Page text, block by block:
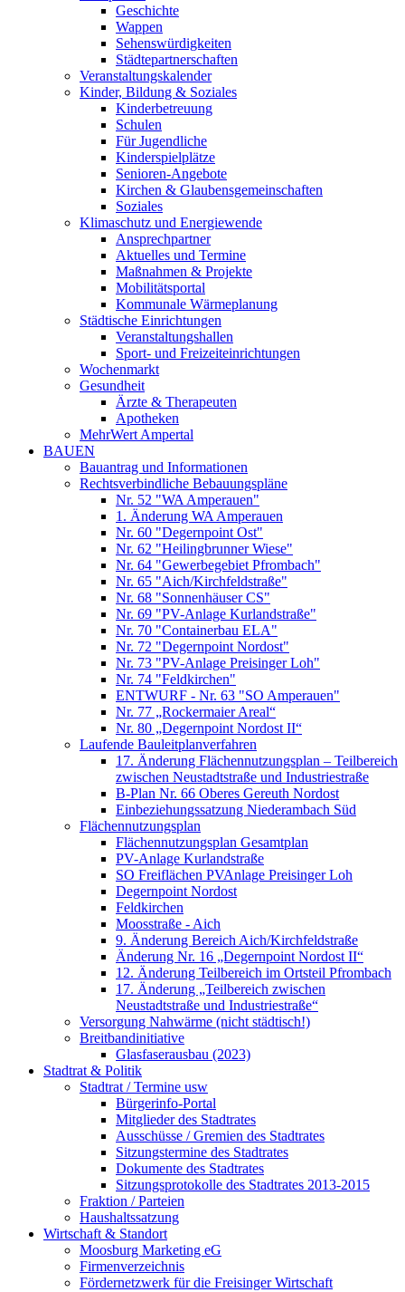
Geschichte
Wappen
Sehenswürdigkeiten
Städtepartnerschaften
Veranstaltungskalender
Kinder, Bildung & Soziales
Kinderbetreuung
Schulen
Für Jugendliche
Kinderspielplätze
Senioren-Angebote
Kirchen & Glaubensgemeinschaften
Soziales
Klimaschutz und Energiewende
Ansprechpartner
Aktuelles und Termine
Maßnahmen & Projekte
Mobilitätsportal
Kommunale Wärmeplanung
Städtische Einrichtungen
Veranstaltungshallen
Sport- und Freizeiteinrichtungen
Wochenmarkt
Gesundheit
Ärzte & Therapeuten
Apotheken
MehrWert Ampertal
BAUEN
Bauantrag und Informationen
Rechtsverbindliche Bebauungspläne
Nr. 52 "WA Amperauen"
1. Änderung WA Amperauen
Nr. 60 "Degernpoint Ost"
Nr. 62 "Heilingbrunner Wiese"
Nr. 64 "Gewerbegebiet Pfrombach"
Nr. 65 "Aich/Kirchfeldstraße"
Nr. 68 "Sonnenhäuser CS"
Nr. 69 "PV-Anlage Kurlandstraße"
Nr. 70 "Containerbau ELA"
Nr. 72 "Degernpoint Nordost"
Nr. 73 "PV-Anlage Preisinger Loh"
Nr. 74 "Feldkirchen"
ENTWURF - Nr. 63 "SO Amperauen"
Nr. 77 „Rockermaier Areal“
Nr. 80 „Degernpoint Nordost II“
Laufende Bauleitplanverfahren
17. Änderung Flächennutzungsplan – Teilbereich
zwischen Neustadtstraße und Industriestraße
B-Plan Nr. 66 Oberes Gereuth Nordost
Einbeziehungssatzung Niederambach Süd
Flächennutzungsplan
Flächennutzungsplan Gesamtplan
PV-Anlage Kurlandstraße
SO Freiflächen PV­Anlage Preisinger Loh
Degernpoint Nordost
Feldkirchen
Moosstraße - Aich
9. Änderung Bereich Aich/Kirchfeldstraße
Änderung Nr. 16 „Degernpoint Nordost II“
12. Änderung Teilbereich im Ortsteil Pfrombach
17. Änderung „Teilbereich zwischen
Neustadtstraße und Industriestraße“
Versorgung Nahwärme (nicht städtisch!)
Breitbandinitiative
Glasfaserausbau (2023)
Stadtrat & Politik
Stadtrat / Termine usw
Bürgerinfo-Portal
Mitglieder des Stadtrates
Ausschüsse / Gremien des Stadtrates
Sitzungstermine des Stadtrates
Dokumente des Stadtrates
Sitzungsprotokolle des Stadtrates 2013-2015
Fraktion / Parteien
Haushaltssatzung
Wirtschaft & Standort
Moosburg Marketing eG
Firmenverzeichnis
Fördernetzwerk für die Freisinger Wirtschaft